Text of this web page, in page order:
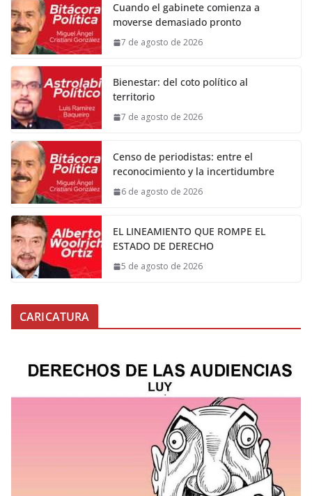
Cuando el gabinete comienza a
moverse demasiado pronto
7 de agosto de 2026
Bienestar: del coto político al
territorio
7 de agosto de 2026
Censo de periodistas: entre el
reconocimiento y la incertidumbre
6 de agosto de 2026
EL LINEAMIENTO QUE ROMPE EL
ESTADO DE DERECHO
5 de agosto de 2026
CARICATURA